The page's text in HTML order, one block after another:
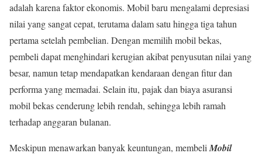
adalah karena faktor ekonomis. Mobil baru mengalami depresiasi
nilai yang sangat cepat, terutama dalam satu hingga tiga tahun
pertama setelah pembelian. Dengan memilih mobil bekas,
pembeli dapat menghindari kerugian akibat penyusutan nilai yang
besar, namun tetap mendapatkan kendaraan dengan fitur dan
performa yang memadai. Selain itu, pajak dan biaya asuransi
mobil bekas cenderung lebih rendah, sehingga lebih ramah
terhadap anggaran bulanan.
Meskipun menawarkan banyak keuntungan, membeli Mobil